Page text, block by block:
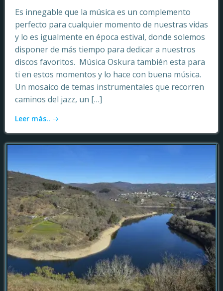
Es innegable que la música es un complemento
perfecto para cualquier momento de nuestras vidas
y lo es igualmente en época estival, donde solemos
disponer de más tiempo para dedicar a nuestros
discos favoritos. Música Oskura también esta para
ti en estos momentos y lo hace con buena música.
Un mosaico de temas instrumentales que recorren
caminos del jazz, un […]
Leer más..